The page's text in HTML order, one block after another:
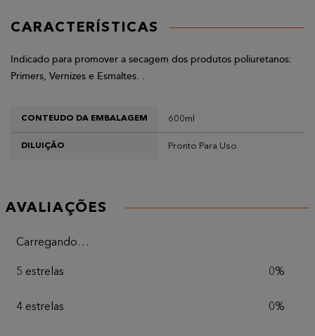
CARACTERÍSTICAS
Indicado para promover a secagem dos produtos poliuretanos:
Primers, Vernizes e Esmaltes. .
CONTEUDO DA EMBALAGEM 600ml
DILUIÇÃO Pronto Para Uso
AVALIAÇÕES
Carregando…
5 estrelas 0%
4 estrelas 0%